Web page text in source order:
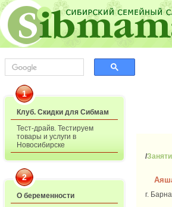
1
Клуб. Скидки для Сибмам
Тест-драйв. Тестируем
товары и услуги в
Новосибирске
2
О беременности
/
г.